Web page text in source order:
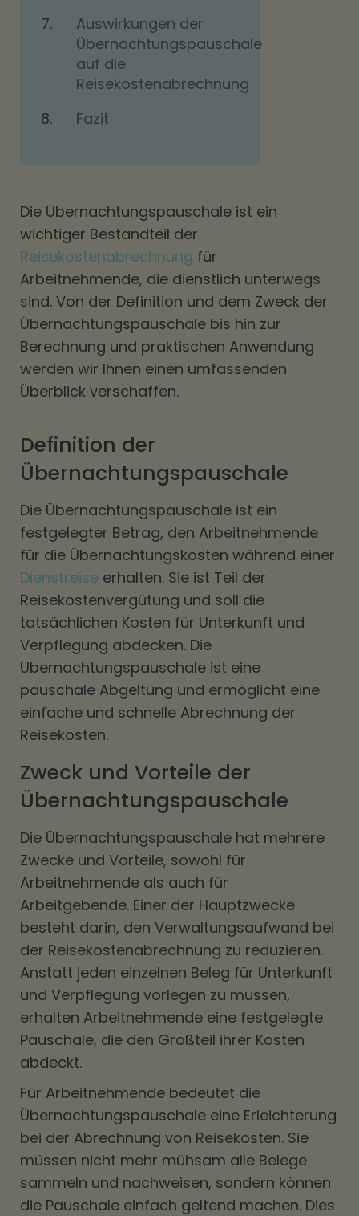
Auswirkungen der
Übernachtungspauschale
auf die
Reisekostenabrechnung
Fazit
Die Übernachtungspauschale ist ein
wichtiger Bestandteil der
Reisekostenabrechnung für
Arbeitnehmende, die dienstlich unterwegs
sind. Von der Definition und dem Zweck der
Übernachtungspauschale bis hin zur
Berechnung und praktischen Anwendung
werden wir Ihnen einen umfassenden
Überblick verschaffen.
Definition der
Übernachtungspauschale
Die Übernachtungspauschale ist ein
festgelegter Betrag, den Arbeitnehmende
für die Übernachtungskosten während einer
Dienstreise erhalten. Sie ist Teil der
Reisekostenvergütung und soll die
tatsächlichen Kosten für Unterkunft und
Verpflegung abdecken. Die
Übernachtungspauschale ist eine
pauschale Abgeltung und ermöglicht eine
einfache und schnelle Abrechnung der
Reisekosten.
Zweck und Vorteile der
Übernachtungspauschale
Die Übernachtungspauschale hat mehrere
Zwecke und Vorteile, sowohl für
Arbeitnehmende als auch für
Arbeitgebende. Einer der Hauptzwecke
besteht darin, den Verwaltungsaufwand bei
der Reisekostenabrechnung zu reduzieren.
Anstatt jeden einzelnen Beleg für Unterkunft
und Verpflegung vorlegen zu müssen,
erhalten Arbeitnehmende eine festgelegte
Pauschale, die den Großteil ihrer Kosten
abdeckt.
Für Arbeitnehmende bedeutet die
Übernachtungspauschale eine Erleichterung
bei der Abrechnung von Reisekosten. Sie
müssen nicht mehr mühsam alle Belege
sammeln und nachweisen, sondern können
die Pauschale einfach geltend machen. Dies